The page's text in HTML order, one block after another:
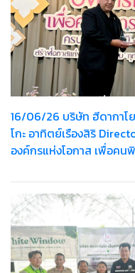
16/06/26 บริษัท ฮีดากาโยโก เ
โกะ อาทิตย์เรืองสิริ
องค์กรแห่งโอกาส เพื่อค